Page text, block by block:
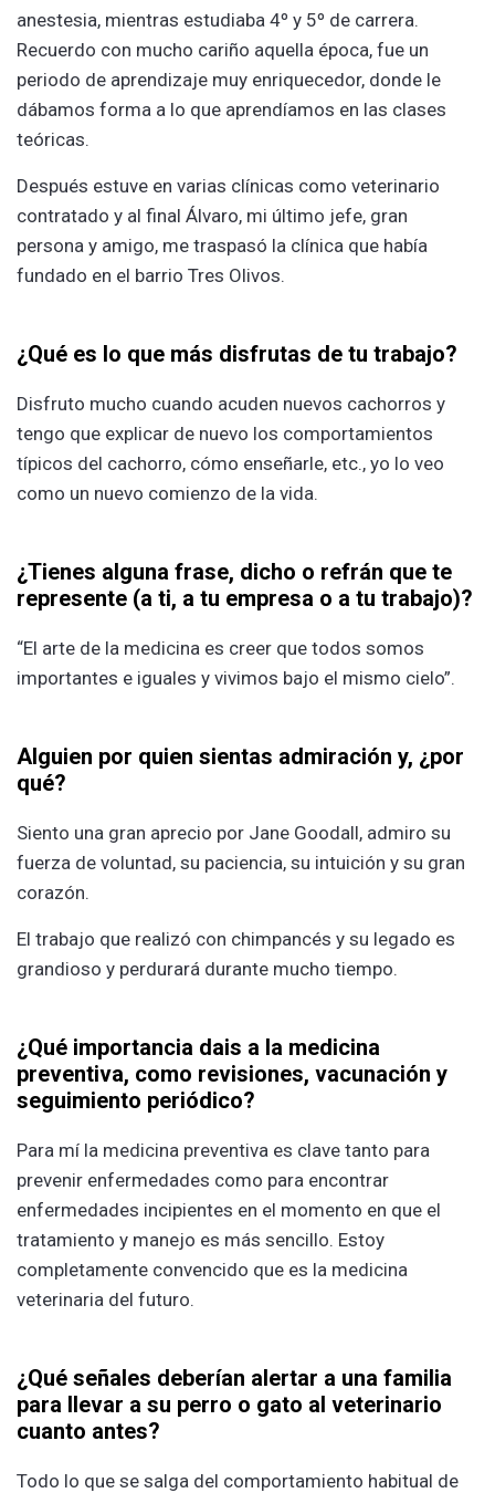
anestesia, mientras estudiaba 4º y 5º de carrera.
Recuerdo con mucho cariño aquella época, fue un
periodo de aprendizaje muy enriquecedor, donde le
dábamos forma a lo que aprendíamos en las clases
teóricas.
Después estuve en varias clínicas como veterinario
contratado y al final Álvaro, mi último jefe, gran
persona y amigo, me traspasó la clínica que había
fundado en el barrio Tres Olivos.
¿Qué es lo que más disfrutas de tu trabajo?
Disfruto mucho cuando acuden nuevos cachorros y
tengo que explicar de nuevo los comportamientos
típicos del cachorro, cómo enseñarle, etc., yo lo veo
como un nuevo comienzo de la vida.
¿Tienes alguna frase, dicho o refrán que te
represente (a ti, a tu empresa o a tu trabajo)?
“El arte de la medicina es creer que todos somos
importantes e iguales y vivimos bajo el mismo cielo”.
Alguien por quien sientas admiración y, ¿por
qué?
Siento una gran aprecio por Jane Goodall, admiro su
fuerza de voluntad, su paciencia, su intuición y su gran
corazón.
El trabajo que realizó con chimpancés y su legado es
grandioso y perdurará durante mucho tiempo.
¿Qué importancia dais a la medicina
preventiva, como revisiones, vacunación y
seguimiento periódico?
Para mí la medicina preventiva es clave tanto para
prevenir enfermedades como para encontrar
enfermedades incipientes en el momento en que el
tratamiento y manejo es más sencillo. Estoy
completamente convencido que es la medicina
veterinaria del futuro.
¿Qué señales deberían alertar a una familia
para llevar a su perro o gato al veterinario
cuanto antes?
Todo lo que se salga del comportamiento habitual de